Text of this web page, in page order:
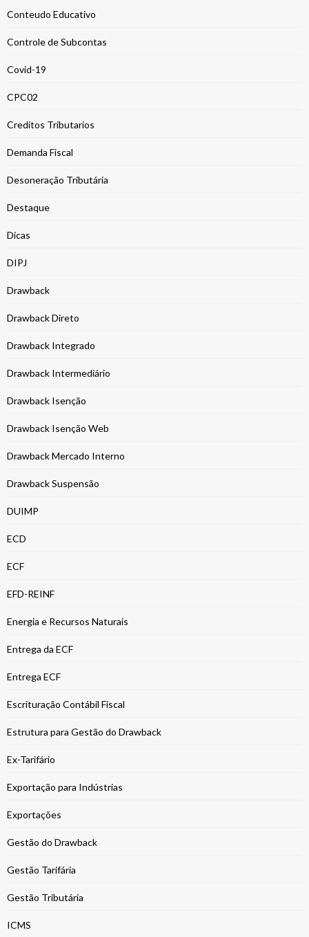
Conteudo Educativo
Controle de Subcontas
Covid-19
CPC02
Creditos Tributarios
Demanda Fiscal
Desoneração Tributária
Destaque
Dicas
DIPJ
Drawback
Drawback Direto
Drawback Integrado
Drawback Intermediário
Drawback Isenção
Drawback Isenção Web
Drawback Mercado Interno
Drawback Suspensão
DUIMP
ECD
ECF
EFD-REINF
Energia e Recursos Naturais
Entrega da ECF
Entrega ECF
Escrituração Contábil Fiscal
Estrutura para Gestão do Drawback
Ex-Tarifário
Exportação para Indústrias
Exportações
Gestão do Drawback
Gestão Tarifária
Gestão Tributária
ICMS